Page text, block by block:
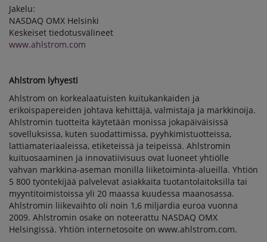
Jakelu:
NASDAQ OMX Helsinki
Keskeiset tiedotusvälineet
www.ahlstrom.com
Ahlstrom lyhyesti
Ahlstrom on korkealaatuisten kuitukankaiden ja
erikoispapereiden johtava kehittäjä, valmistaja ja markkinoija.
Ahlstromin tuotteita käytetään monissa jokapäiväisissä
sovelluksissa, kuten suodattimissa, pyyhkimistuotteissa,
lattiamateriaaleissa, etiketeissä ja teipeissä. Ahlstromin
kuituosaaminen ja innovatiivisuus ovat luoneet yhtiölle
vahvan markkina-aseman monilla liiketoiminta-alueilla. Yhtiön
5 800 työntekijää palvelevat asiakkaita tuotantolaitoksilla tai
myyntitoimistoissa yli 20 maassa kuudessa maanosassa.
Ahlstromin liikevaihto oli noin 1,6 miljardia euroa vuonna
2009. Ahlstromin osake on noteerattu NASDAQ OMX
Helsingissä. Yhtiön internetosoite on www.ahlstrom.com.